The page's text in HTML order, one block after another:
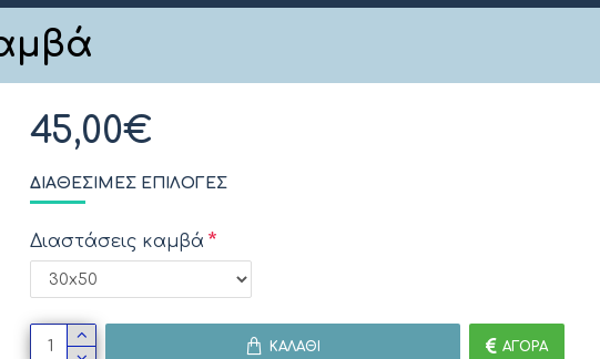
45,00€
ΔΙΑΘΈΣΙΜΕΣ ΕΠΙΛΟΓΈΣ
Διαστάσεις καμβά
ΚΑΛΆΘΙ ΑΓΟΡΆ